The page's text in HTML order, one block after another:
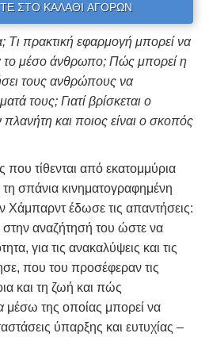
ΣΤΟ ΚΑΛΑΘΙ ΑΓΟΡΩΝ
Τι πρακτική εφαρμογή μπορεί να
το μέσο άνθρωπο; Πώς μπορεί η
τους ανθρώπους να
τους; Γιατί βρίσκεται ο
και ποιος είναι ο σκοπός
που τίθενται από εκατομμύρια
σπάνια κινηματογραφημένη
Χάμπαρντ έδωσε τις απαντήσεις:
αναζήτησή του ώστε να
για τις ανακαλύψεις και τις
που του προσέφεραν τις
και τη ζωή και πώς
μέσω της οποίας μπορεί να
ύπαρξης και ευτυχίας –